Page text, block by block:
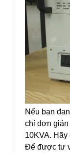
Nếu bạn
chỉ đơn giản
10KVA.
Để được tư